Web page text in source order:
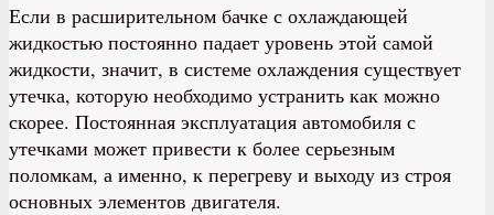
Если в расширительном бачке с охлаждающей
жидкостью постоянно падает уровень этой самой
жидкости, значит, в системе охлаждения существует
утечка, которую необходимо устранить как можно
скорее. Постоянная эксплуатация автомобиля с
утечками может привести к более серьезным
поломкам, а именно, к перегреву и выходу из строя
основных элементов двигателя.